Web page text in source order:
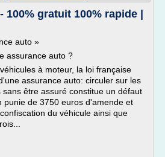
gratuit 100% rapide |
auto »
assurance auto ?
à moteur, la loi française
assurance auto: circuler sur les
être assuré constitue un défaut
punie de 3750 euros d'amende et
du véhicule ainsi que